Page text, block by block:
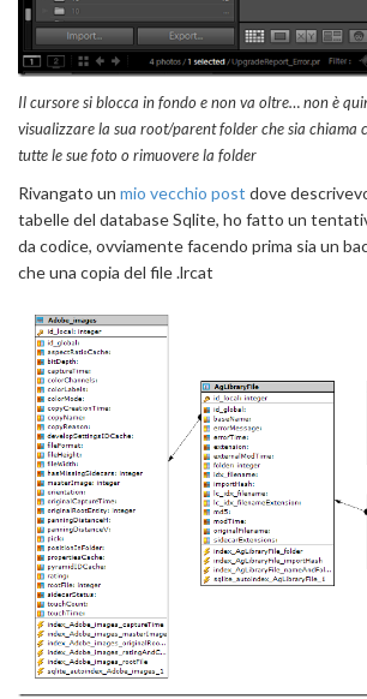
Il cursore si blocca in fondo e non va oltre… non è
visualizzare la sua root/parent folder che sia chiama
tutte le sue foto o rimuovere la folder
Rivangato un mio vecchio post dove
tabelle del database Sqlite, ho fatto un
da codice, ovviamente facendo prima sia un
che una copia del file .lrcat